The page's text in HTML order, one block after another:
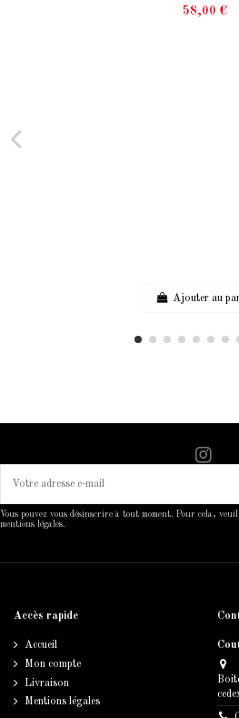
58,00 €
Ajouter au
Vous pouvez vous désinscrire à tout moment. Pour cela,
mentions légales.
Accès rapide
Accueil
Mon compte
Livraison
Mentions légales